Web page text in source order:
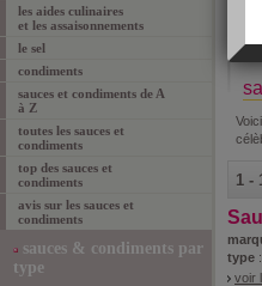
les aides culinaires
et les assaisonnements
le sel
condiments
sauces et condiments de A
à Z
toutes les sauces et
condiments
top des sauces et
condiments
avis sur les sauces et
condiments
sauces & condiments par
type
1 -
type :
voir